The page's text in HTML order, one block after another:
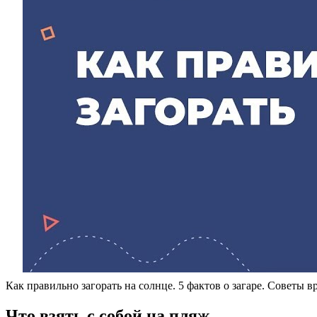
Как правильно загорать на солнце. 5 фактов о загаре. Советы